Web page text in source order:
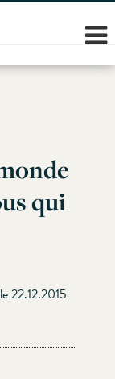
qui
22.12.2015